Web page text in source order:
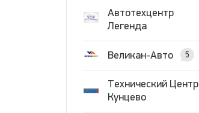
Автотехцентр
Легенда
Великан-Авто 5
Технический Центр
Кунцево